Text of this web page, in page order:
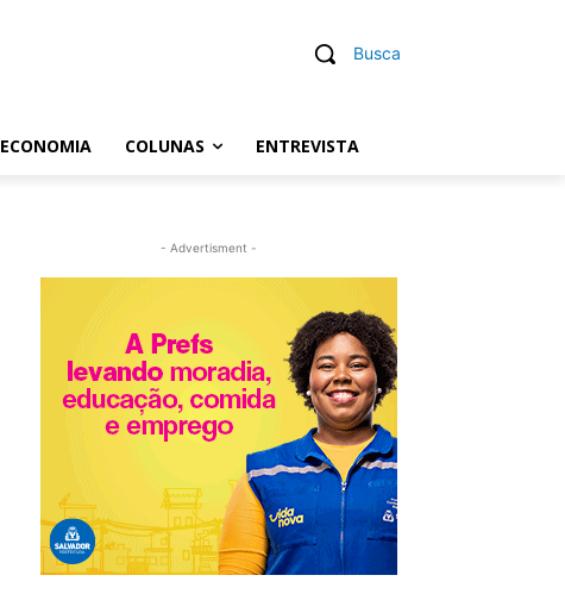
Busca
ECONOMIA COLUNAS ENTREVISTA
- Advertisment -